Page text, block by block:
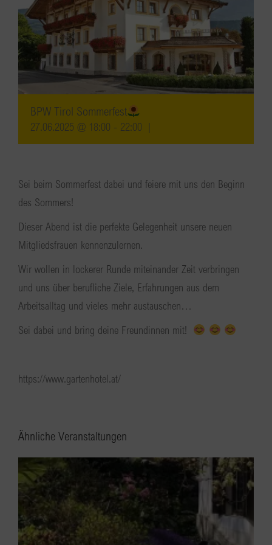
BPW Tirol Sommerfest
27.06.2025 @ 18:00 - 22:00
Sei beim Sommerfest dabei und feiere mit uns den Beginn
des Sommers!
Dieser Abend ist die perfekte Gelegenheit unsere neuen
Mitgliedsfrauen kennenzulernen.
Wir wollen in lockerer Runde miteinander Zeit verbringen
und uns über berufliche Ziele, Erfahrungen aus dem
Arbeitsalltag und vieles mehr austauschen…
Sei dabei und bring deine Freundinnen mit!
https://www.gartenhotel.at/
Ähnliche Veranstaltungen